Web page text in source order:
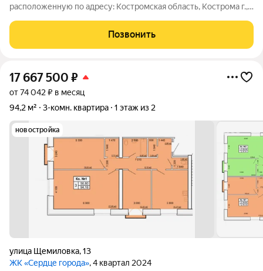
расположенную по адресу: Костромская область, Кострома г.,
собственник (юридическое лицо). Кадастровый номер объекта
недвижимости:
Позвонить
17 667 500 ₽
от 74 042 ₽ в месяц
94,2 м²
3-комн. квартира 1 этаж из 2
новостройка
улица Щемиловка,13
ЖК «Сердце города», 4 квартал 2024